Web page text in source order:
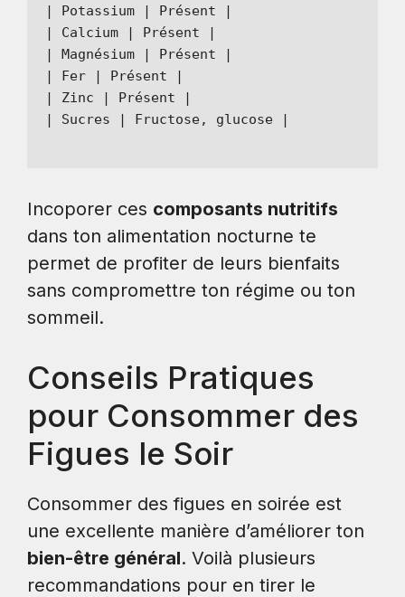
| Potassium | Présent |
| Calcium | Présent |
| Magnésium | Présent |
| Fer | Présent |
| Zinc | Présent |
| Sucres | Fructose, glucose |
Incoporer ces composants nutritifs
dans ton alimentation nocturne te
permet de profiter de leurs bienfaits
sans compromettre ton régime ou ton
sommeil.
Conseils Pratiques
pour Consommer des
Figues le Soir
Consommer des figues en soirée est
une excellente manière d’améliorer ton
bien-être général. Voilà plusieurs
recommandations pour en tirer le